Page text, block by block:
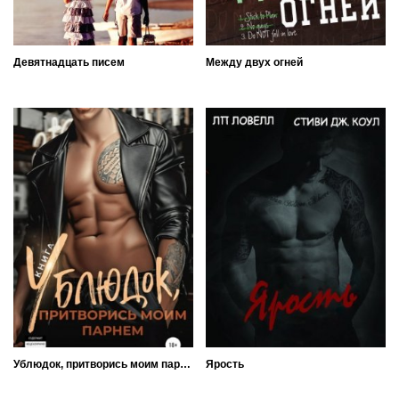
Девятнадцать писем Между двух огней
Ублюдок, притворись моим парнем... Книга 2 Ярость